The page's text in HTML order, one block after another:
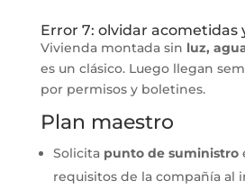
Error 7: olvidar acometidas
Vivienda montada sin luz,
es un clásico. Luego llegan
por permisos y boletines.
Plan maestro
Solicita punto de suministro
requisitos de la compañía al